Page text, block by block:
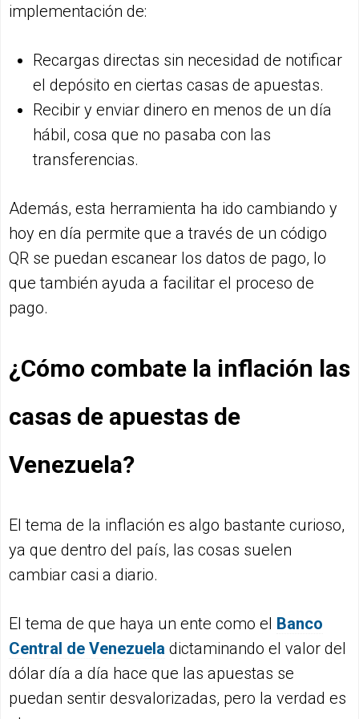
implementación de:
Recargas directas sin necesidad de notificar
el depósito en ciertas casas de apuestas.
Recibir y enviar dinero en menos de un día
hábil, cosa que no pasaba con las
transferencias.
Además, esta herramienta ha ido cambiando y
hoy en día permite que a través de un código
QR se puedan escanear los datos de pago, lo
que también ayuda a facilitar el proceso de
pago.
¿Cómo combate la inflación las
casas de apuestas de
Venezuela?
El tema de la inflación es algo bastante curioso,
ya que dentro del país, las cosas suelen
cambiar casi a diario.
El tema de que haya un ente como el Banco
Central de Venezuela dictaminando el valor del
dólar día a día hace que las apuestas se
puedan sentir desvalorizadas, pero la verdad es